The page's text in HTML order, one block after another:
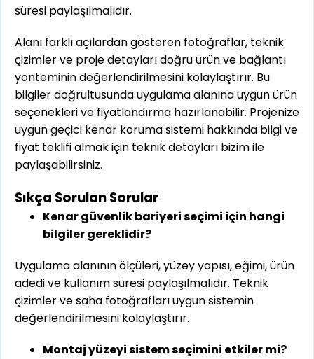
süresi paylaşılmalıdır.
Alanı farklı açılardan gösteren fotoğraflar, teknik
çizimler ve proje detayları doğru ürün ve bağlantı
yönteminin değerlendirilmesini kolaylaştırır. Bu
bilgiler doğrultusunda uygulama alanına uygun ürün
seçenekleri ve fiyatlandırma hazırlanabilir. Projenize
uygun geçici kenar koruma sistemi hakkında bilgi ve
fiyat teklifi almak için teknik detayları bizim ile
paylaşabilirsiniz.
Sıkça Sorulan Sorular
Kenar güvenlik bariyeri seçimi için hangi
bilgiler gereklidir?
Uygulama alanının ölçüleri, yüzey yapısı, eğimi, ürün
adedi ve kullanım süresi paylaşılmalıdır. Teknik
çizimler ve saha fotoğrafları uygun sistemin
değerlendirilmesini kolaylaştırır.
Montaj yüzeyi sistem seçimini etkiler mi?